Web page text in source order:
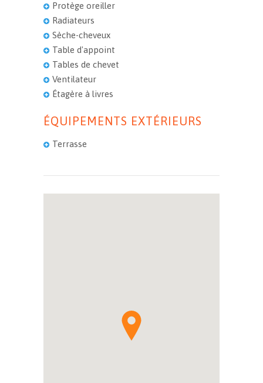
Protège oreiller
Radiateurs
Sèche-cheveux
Table d'appoint
Tables de chevet
Ventilateur
Étagère à livres
ÉQUIPEMENTS EXTÉRIEURS
Terrasse